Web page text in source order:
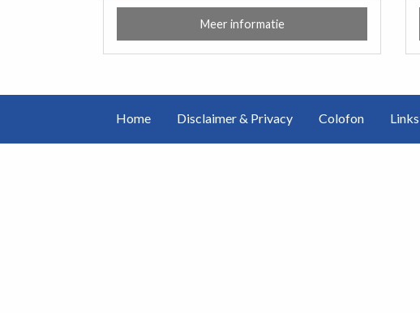
Meer informatie
Home Disclaimer & Privacy Colofon Links